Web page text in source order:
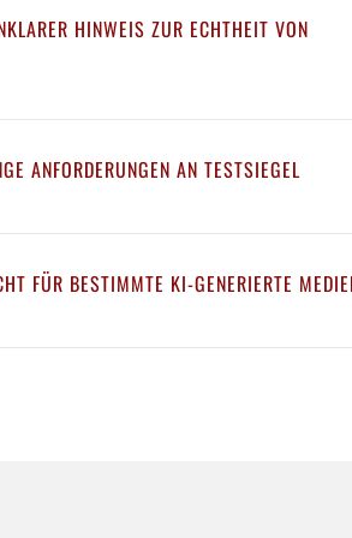
HINWEIS ZUR ECHTHEIT VON
ANFORDERUNGEN AN TESTSIEGEL
FÜR BESTIMMTE KI-GENERIERTE